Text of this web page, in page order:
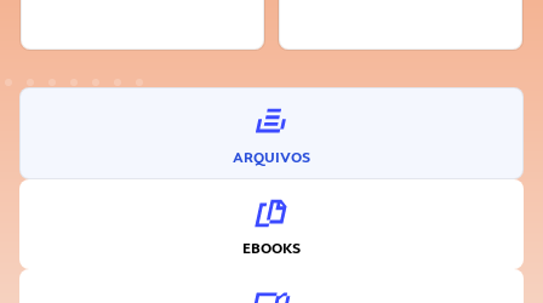
ARQUIVOS
EBOOKS